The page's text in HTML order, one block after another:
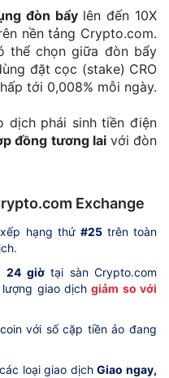
đòn bẩylên đến 10X
nền tảng Crypto.com.
thể chọn giữa đòn bẩy
đặt cọc (stake) CRO
tới 0,008% mỗi ngày.
dịch phái sinh tiền điện
đồng tương laivới đòn
Exchange
hạng thứ #25trên toàn
24 giờtại sàn Crypto.com
lượng giao dịchgiảm so với
coin với số cặp tiền ảo đang
loại giao dịchGiao ngay,